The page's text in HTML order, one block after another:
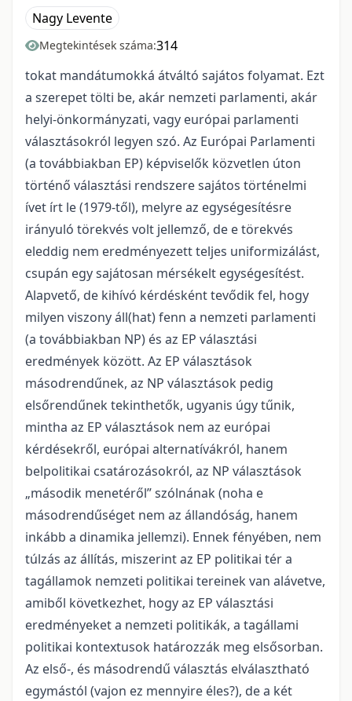
Nagy Levente
Megtekintések száma:314
tokat mandátumokká átváltó sajátos folyamat. Ezt
a szerepet tölti be, akár nemzeti parlamenti, akár
helyi-önkormányzati, vagy európai parlamenti
választásokról legyen szó. Az Európai Parlamenti
(a továbbiakban EP) képviselők közvetlen úton
történő választási rendszere sajátos történelmi
ívet írt le (1979-től), melyre az egységesítésre
irányuló törekvés volt jellemző, de e törekvés
eleddig nem eredményezett teljes uniformizálást,
csupán egy sajátosan mérsékelt egységesítést.
Alapvető, de kihívó kérdésként tevődik fel, hogy
milyen viszony áll(hat) fenn a nemzeti parlamenti
(a továbbiakban NP) és az EP választási
eredmények között. Az EP választások
másodrendűnek, az NP választások pedig
elsőrendűnek tekinthetők, ugyanis úgy tűnik,
mintha az EP választások nem az európai
kérdésekről, európai alternatívákról, hanem
belpolitikai csatározásokról, az NP választások
„második menetéről” szólnának (noha e
másodrendűséget nem az állandóság, hanem
inkább a dinamika jellemzi). Ennek fényében, nem
túlzás az állítás, miszerint az EP politikai tér a
tagállamok nemzeti politikai tereinek van alávetve,
amiből következhet, hogy az EP választási
eredményeket a nemzeti politikák, a tagállami
politikai kontextusok határozzák meg elsősorban.
Az első-, és másodrendű választás elválasztható
egymástól (vajon ez mennyire éles?), de a két